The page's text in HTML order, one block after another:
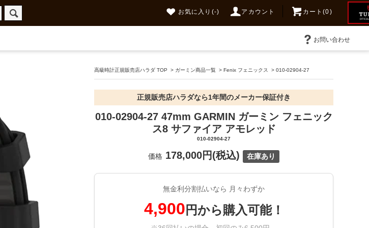
お気に入り (-) アカウント カート(0)
お問い合わせ
高級時計正規販売店ハラダ TOP > ガーミン商品一覧 >Fenix フェニックス >010-02904-27
正規販売店ハラダなら1年間のメーカー保証付き
010-02904-27 47mm GARMIN ガーミン フェニック
ス8 サファイア アモレッド
010-02904-27
価格 178,000円(税込) 在庫あり
無金利分割払いなら 月々わずか
4,900 円から購入可能！